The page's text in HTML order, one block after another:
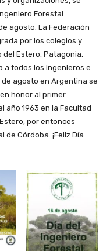
Forestal
agosto. La Federación
por los colegios y
Estero, Patagonia,
a todos los ingenieros e
agosto en Argentina se
honor al primer
año 1963 en la Facultad
por entonces
Córdoba. ¡Feliz Día